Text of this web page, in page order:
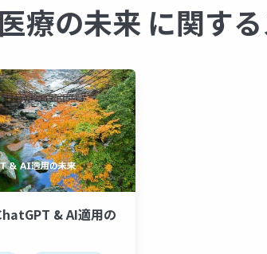
療の未来 に関す
& AI適用の